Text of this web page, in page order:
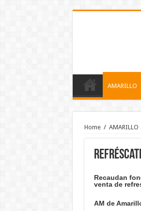
AMARILLO
Home / AMARILLO
Recaudan
venta de
AM de